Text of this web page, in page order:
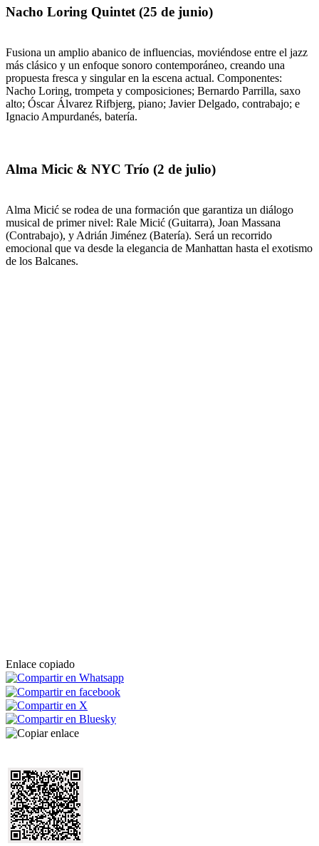
Nacho Loring Quintet (25 de junio)
Fusiona un amplio abanico de influencias, moviéndose entre el jazz
más clásico y un enfoque sonoro contemporáneo, creando una
propuesta fresca y singular en la escena actual. Componentes:
Nacho Loring, trompeta y composiciones; Bernardo Parrilla, saxo
alto; Óscar Álvarez Rifbjerg, piano; Javier Delgado, contrabajo; e
Ignacio Ampurdanés, batería.
Alma Micic & NYC Trío (2 de julio)
Alma Micić se rodea de una formación que garantiza un diálogo
musical de primer nivel: Rale Micić (Guitarra), Joan Massana
(Contrabajo), y Adrián Jiménez (Batería). Será un recorrido
emocional que va desde la elegancia de Manhattan hasta el exotismo
de los Balcanes.
Enlace copiado